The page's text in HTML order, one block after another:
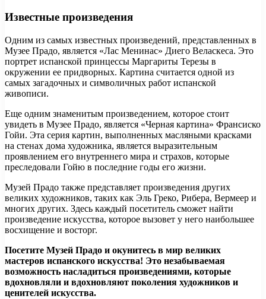
Известные произведения
Одним из самых известных произведений, представленных в
Музее Прадо, является «Лас Менинас» Диего Веласкеса. Это
портрет испанской принцессы Маргариты Терезы в
окружении ее придворных. Картина считается одной из
самых загадочных и символичных работ испанской
живописи.
Еще одним знаменитым произведением, которое стоит
увидеть в Музее Прадо, является «Черная картина» Франсиско
Гойи. Эта серия картин, выполненных масляными красками
на стенах дома художника, является выразительным
проявлением его внутреннего мира и страхов, которые
преследовали Гойю в последние годы его жизни.
Музей Прадо также представляет произведения других
великих художников, таких как Эль Греко, Рибера, Вермеер и
многих других. Здесь каждый посетитель сможет найти
произведение искусства, которое вызовет у него наибольшее
восхищение и восторг.
Посетите Музей Прадо и окунитесь в мир великих
мастеров испанского искусства! Это незабываемая
возможность насладиться произведениями, которые
вдохновляли и вдохновляют поколения художников и
ценителей искусства.